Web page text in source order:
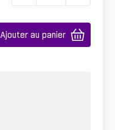
Ajouter au panier